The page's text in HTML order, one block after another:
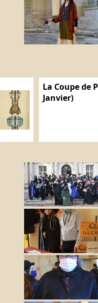
La Coupe de
Janvier)